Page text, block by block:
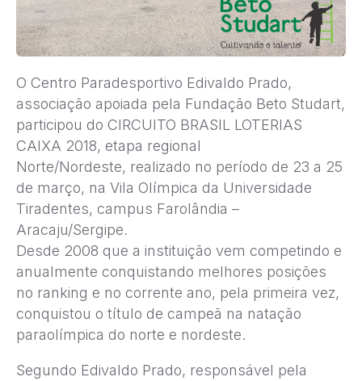
O Centro Paradesportivo Edivaldo Prado,
associação apoiada pela Fundação Beto Studart,
participou do CIRCUITO BRASIL LOTERIAS
CAIXA 2018, etapa regional
Norte/Nordeste, realizado no período de 23 a 25
de março, na Vila Olímpica da Universidade
Tiradentes, campus Farolândia –
Aracaju/Sergipe.
Desde 2008 que a instituição vem competindo e
anualmente conquistando melhores posições
no ranking e no corrente ano, pela primeira vez,
conquistou o título de campeã na natação
paraolímpica do norte e nordeste.
Segundo Edivaldo Prado, responsável pela